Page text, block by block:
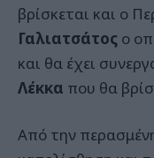
βρίσκεται και ο
Γαλιατσάτος ο
και θα έχει
Λέκκα που θα
Από την